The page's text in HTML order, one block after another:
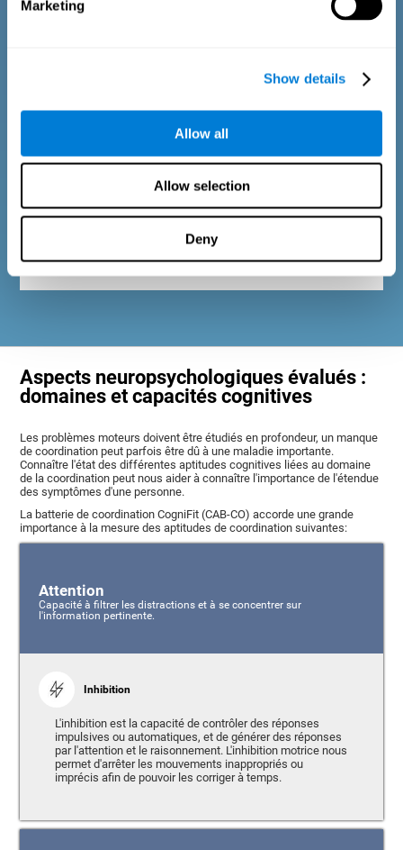
Marketing
Show details
Allow all
Allow selection
Deny
Il consiste en une série de questions auxquelles il est facile de
responsable de l'évaluation ou par la personne qui passe le test
questions sur les domaines suivants : le bien-être physique (être
bon état de nos processus cognitifs et émotionnels) et le bien-
personnes qui nous entourent). Les questions appartenant à
adultes ou des personnes âgées.
Aspects neuropsychologiques évalués :
domaines et capacités cognitives
Les problèmes moteurs doivent être étudiés en profondeur, un manque
de coordination peut parfois être dû à une maladie importante.
Connaître l'état des différentes aptitudes cognitives liées au domaine
de la coordination peut nous aider à connaître l'importance de l'étendue
des symptômes d'une personne.
La batterie de coordination CogniFit (CAB-CO) accorde une grande
importance à la mesure des aptitudes de coordination suivantes:
Attention
Capacité à filtrer les distractions et à se concentrer sur
l'information pertinente.
Inhibition
L'inhibition est la capacité de contrôler des réponses
impulsives ou automatiques, et de générer des réponses
par l'attention et le raisonnement. L'inhibition motrice nous
permet d'arrêter les mouvements inappropriés ou
imprécis afin de pouvoir les corriger à temps.